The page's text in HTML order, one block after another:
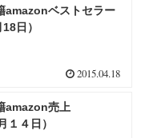
amazonベストセラー
日）
2015.04.18
amazon売上
１４日）